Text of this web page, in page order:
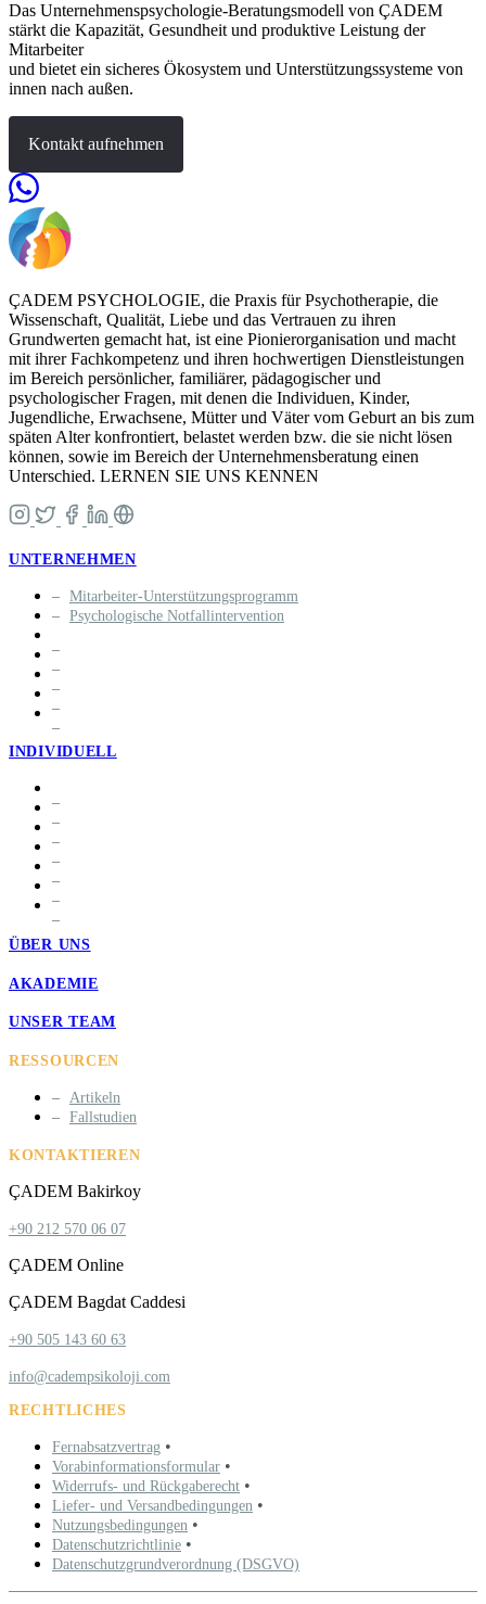
Das Unternehmenspsychologie-Beratungsmodell von ÇADEM
stärkt die Kapazität, Gesundheit und produktive Leistung der
Mitarbeiter
und bietet ein sicheres Ökosystem und Unterstützungssysteme von
innen nach außen.
Kontakt aufnehmen
ÇADEM PSYCHOLOGIE, die Praxis für Psychotherapie, die
Wissenschaft, Qualität, Liebe und das Vertrauen zu ihren
Grundwerten gemacht hat, ist eine Pionierorganisation und macht
mit ihrer Fachkompetenz und ihren hochwertigen Dienstleistungen
im Bereich persönlicher, familiärer, pädagogischer und
psychologischer Fragen, mit denen die Individuen, Kinder,
Jugendliche, Erwachsene, Mütter und Väter vom Geburt an bis zum
späten Alter konfrontiert, belastet werden bzw. die sie nicht lösen
können, sowie im Bereich der Unternehmensberatung einen
Unterschied. LERNEN SIE UNS KENNEN
UNTERNEHMEN
Mitarbeiter-Unterstützungsprogramm
Psychologische Notfallintervention
INDIVIDUELL
ÜBER UNS
AKADEMIE
UNSER TEAM
RESSOURCEN
Artikeln
Fallstudien
KONTAKTIEREN
ÇADEM Bakirkoy
+90 212 570 06 07
ÇADEM Online
ÇADEM Bagdat Caddesi
+90 505 143 60 63
info@cadempsikoloji.com
RECHTLICHES
Fernabsatzvertrag •
Vorabinformationsformular •
Widerrufs- und Rückgaberecht •
Liefer- und Versandbedingungen •
Nutzungsbedingungen •
Datenschutzrichtlinie •
Datenschutzgrundverordnung (DSGVO)